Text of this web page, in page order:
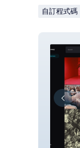
自訂程式碼